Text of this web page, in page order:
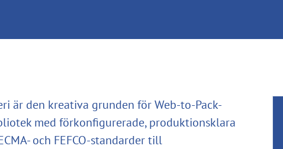
är den kreativa grunden för Web-to-Pack-
med förkonfigurerade, produktionsklara
och FEFCO-standarder till